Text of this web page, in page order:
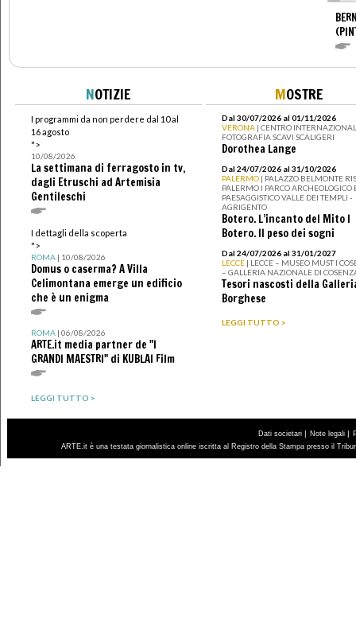
NOTIZIE
I programmi da non perdere dal 10 al
16 agosto
">
10/08/2026
La settimana di ferragosto in tv,
dagli Etruschi ad Artemisia
Gentileschi
I dettagli della scoperta
">
ROMA| 10/08/2026
Domus o caserma? A Villa
Celimontana emerge un edificio
che è un enigma
ROMA| 06/08/2026
ARTE.it media partner de "I
GRANDI MAESTRI" di KUBLAI Film
LEGGI TUTTO >
MOSTRE
Dal 30/07/2026 al 01/11/2026
VERONA | CENTRO
FOTOGRAFIA SCAVI SCALIGERI
Dorothea Lange
Dal 24/07/2026 al 31/10/2026
PALERMO | PALAZZO BELMONTE
PALERMO I PARCO ARCHEOLOGICO
PAESAGGISTICO VALLE DEI TEMPLI -
AGRIGENTO
Botero. L’incanto del Mito I
Botero. Il peso dei sogni
Dal 24/07/2026 al 31/01/2027
LECCE | LECCE – MUSEO MUST I
– GALLERIA NAZIONALE DI
Tesori nascosti della
Borghese
LEGGI TUTTO >
Dati societari | Note legali |
ARTE.it è una testata giornalistica online iscritta al Registro della Stampa presso il